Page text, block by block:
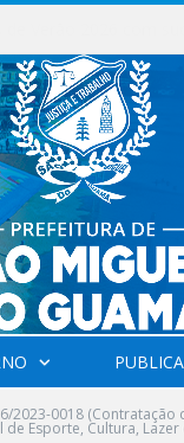
6/2023-0018
Esporte, Cultura, Lazer